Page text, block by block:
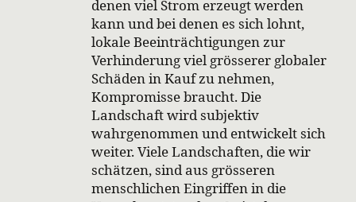
denen viel Strom erzeugt werden
kann und bei denen es sich lohnt,
lokale Beeinträchtigungen zur
Verhinderung viel grösserer globaler
Schäden in Kauf zu nehmen,
Kompromisse braucht. Die
Landschaft wird subjektiv
wahrgenommen und entwickelt sich
weiter. Viele Landschaften, die wir
schätzen, sind aus grösseren
menschlichen Eingriffen in die